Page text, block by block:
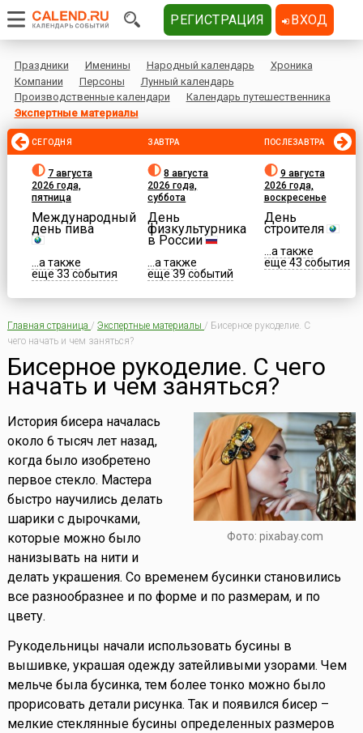
Праздники Именины Народный календарь
Хроника
Компании
Персоны
Лунный календарь
Производственные календари
Календарь путешественника
Экспертные материалы
СЕГОДНЯ
7 августа
2026 года,
пятница
Международный
день пива
...а также
еще 33 события
ЗАВТРА
8 августа
2026 года,
суббота
День
физкультурника
в России
...а также
еще 39 событий
ПОСЛЕЗАВТРА
9 августа
2026 года,
воскресенье
День
строителя
...а также
еще 43 события
Главная страница / Экспертные материалы / Бисерное рукоделие. С
чего начать и чем заняться?
Бисерное рукоделие. С чего
начать и чем заняться?
Фото: pixabay.com
История бисера началась
около 6 тысяч лет назад,
когда было изобретено
первое стекло. Мастера
быстро научились делать
шарики с дырочками,
которые можно было
нанизывать на нити и
делать украшения. Со временем бусинки становились
все разнообразнее и по форме и по размерам, и по
цвету.
Рукодельницы начали использовать бусины в
вышивке, украшая одежду затейливыми узорами. Чем
мельче была бусинка, тем более тонко можно было
прорисовать детали рисунка. Так и появился бисер –
мелкие стеклянные бусины определенных размеров
РЕГИСТРАЦИЯ ВХОД